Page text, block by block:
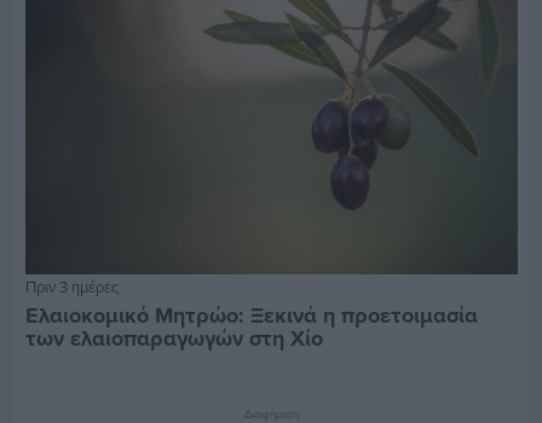
Πριν 3 ημέρες
Ελαιοκομικό Μητρώο: Ξεκινά η προετοιμασία
των ελαιοπαραγωγών στη Χίο
Διαφήμιση